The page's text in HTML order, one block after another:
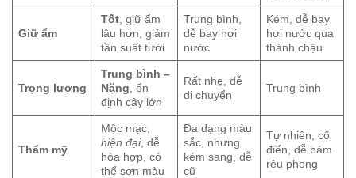
Giữ ẩm
Tốt , giữ ẩm
lâu hơn, giảm
tần suất tưới
Trung bình,
dễ bay hơi
nước
Kém, dễ bay
hơi nước qua
thành chậu
Trọng lượng
Trung bình –
Nặng , ổn
định cây lớn
Rất nhẹ, dễ
di chuyển
Trung bình
Thẩm mỹ
Mộc mạc,
hiện đại, dễ
hòa hợp, có
thể sơn màu
Đa dạng màu
sắc, nhưng
kém sang, dễ
cũ
Tự nhiên, cổ
điển, dễ bám
rêu phong